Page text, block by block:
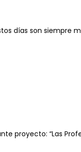
días son
proyecto: “Las